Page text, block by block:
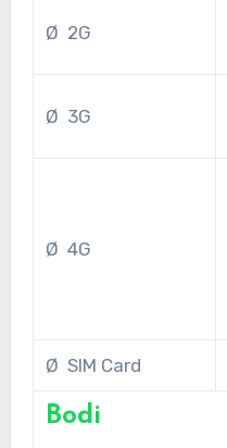
Ø 2G
Ø 3G
Ø 4G
Ø SIM Card
Bodi